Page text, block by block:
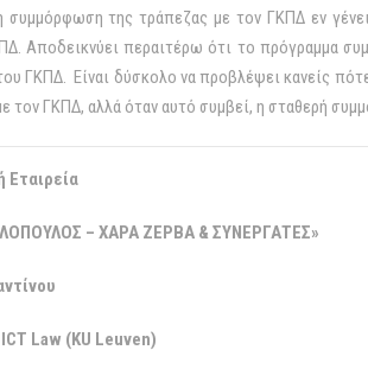
συμμόρφωση της τράπεζας με τον ΓΚΠΔ εν
Αποδεικνύει περαιτέρω ότι το πρόγραμμα
ΓΚΠΔ. Είναι δύσκολο να προβλέψει κανείς
τον ΓΚΠΔ, αλλά όταν αυτό συμβεί, η σταθερή
Εταιρεία
– ΧΑΡΑ ΖΕΡΒΑ & ΣΥΝΕΡΓΑΤΕΣ»
Law (KU Leuven)